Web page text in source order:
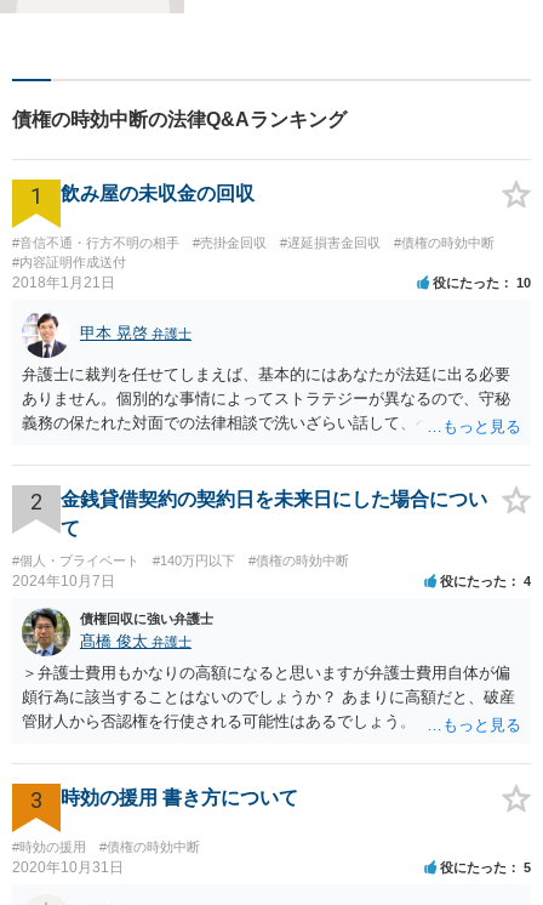
ど、お困りごとはお気軽にご
相談くださいませ。
債権の時効中断の法律Q&Aランキング
1 飲み屋の未収金の回収
#音信不通・行方不明の相手 #売掛金回収 #遅延損害金回収
#債権の時効中断
#内容証明作成送付
2018年1月21日 役にたった 10
甲本 晃啓 弁護士
弁護士に裁判を任せてしまえば、基本的にはあなたが法廷に出る必要
ありません。個別的な事情によってストラテジーが異なるので、守秘
義務の保たれた対面での法律相談で洗いざらい話して、ベストな方法
2
金銭貸借契約の契約日を未来日にした場合につい
て
#個人・プライベート #140万円以下 #債権の時効中断
2024年10月7日 役にたった 4
債権回収に強い弁護士
髙橋 俊太 弁護士
＞弁護士費用もかなりの高額になると思いますが弁護士費用自体が偏
頗行為に該当することはないのでしょうか？ あまりに高額だと、破産
管財人から否認権を行使される可能性はあるでしょう。 ＞このレベル
定した収入があります】とのことなので、法テラスの利用は難しいと
思われます。 此方での当方回答は以上となりますが、参考になれば幸
いです。
3 時効の援用 書き方について
#時効の援用 #債権の時効中断
2020年10月31日 役にたった 5